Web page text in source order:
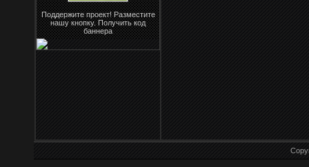
Поддержите проект! Разместите
нашу кнопку. Получить код
баннера